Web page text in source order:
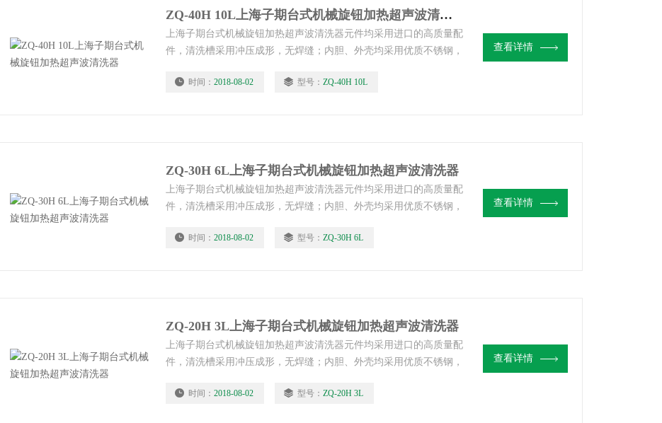
ZQ-40H 10L上海子期台式机械旋钮加热超声波清洗器
上海子期台式机械旋钮加热超声波清洗器元件均采用进口的高质量配
件，清洗槽采用冲压成形，无焊缝；内胆、外壳均采用优质不锈钢，
时间： 2018-08-02 型号： ZQ-40H 10L
查看详情
ZQ-30H 6L上海子期台式机械旋钮加热超声波清洗器
上海子期台式机械旋钮加热超声波清洗器元件均采用进口的高质量配
件，清洗槽采用冲压成形，无焊缝；内胆、外壳均采用优质不锈钢，
时间： 2018-08-02 型号： ZQ-30H 6L
查看详情
ZQ-20H 3L上海子期台式机械旋钮加热超声波清洗器
上海子期台式机械旋钮加热超声波清洗器元件均采用进口的高质量配
件，清洗槽采用冲压成形，无焊缝；内胆、外壳均采用优质不锈钢，
时间： 2018-08-02 型号： ZQ-20H 3L
查看详情